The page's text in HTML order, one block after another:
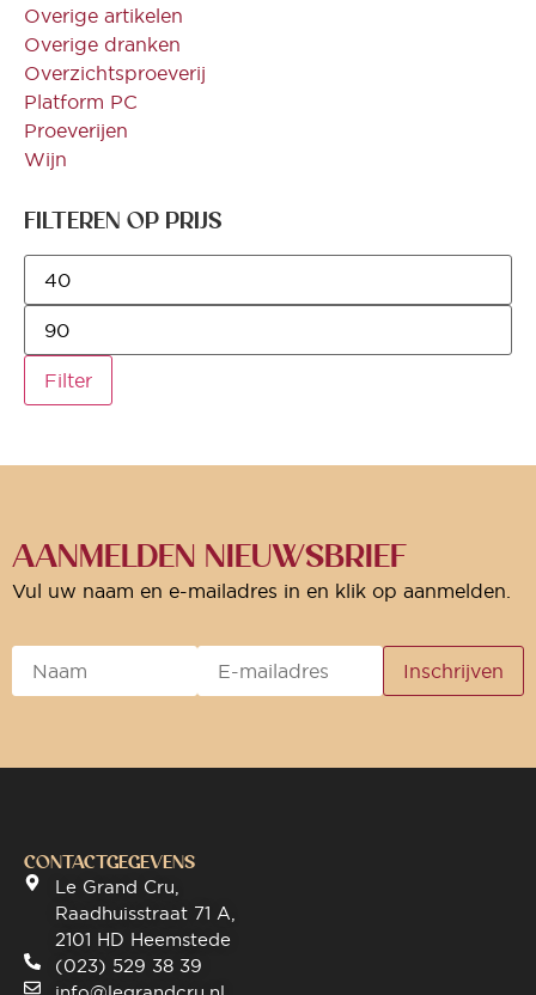
Overige artikelen
Overige dranken
Overzichtsproeverij
Platform PC
Proeverijen
Wijn
FILTEREN OP PRIJS
Filter
AANMELDEN NIEUWSBRIEF
Vul uw naam en e-mailadres in en klik op aanmelden.
CONTACTGEGEVENS
Le Grand Cru,
Raadhuisstraat 71 A,
2101 HD Heemstede
(023) 529 38 39